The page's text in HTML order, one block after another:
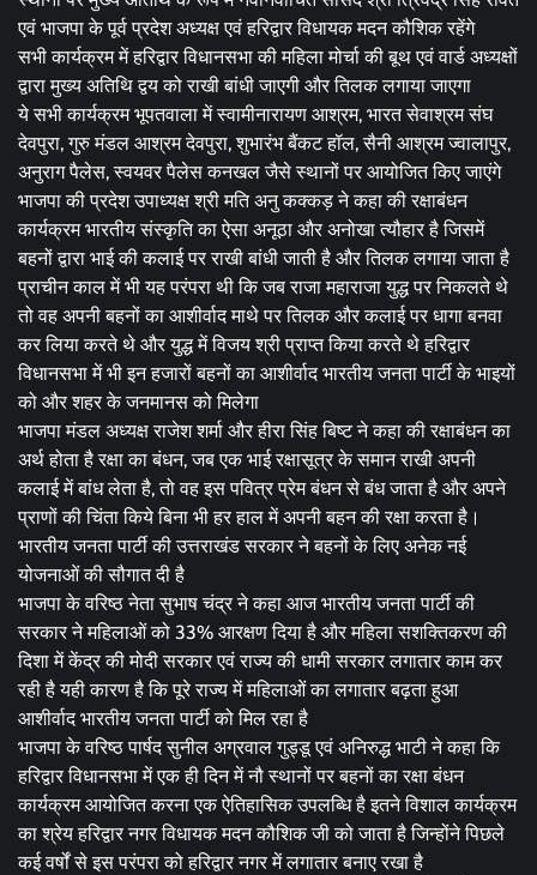
एवं भाजपा के पूर्व प्रदेश अध्यक्ष एवं हरिद्वार विधायक मदन कौशिक रहेंगे
सभी कार्यक्रम में हरिद्वार विधानसभा की महिला मोर्चा की बूथ एवं वार्ड अध्यक्षों
द्वारा मुख्य अतिथि द्वय को राखी बांधी जाएगी और तिलक लगाया जाएगा
ये सभी कार्यक्रम भूपतवाला में स्वामीनारायण आश्रम, भारत सेवाश्रम संघ
देवपुरा, गुरु मंडल आश्रम देवपुरा, शुभारंभ बैंकट हॉल, सैनी आश्रम ज्वालापुर,
अनुराग पैलेस, स्वयवर पैलेस कनखल जैसे स्थानों पर आयोजित किए जाएंगे
भाजपा की प्रदेश उपाध्यक्ष श्री मति अनु कक्कड़ ने कहा की रक्षाबंधन
कार्यक्रम भारतीय संस्कृति का ऐसा अनूठा और अनोखा त्यौहार है जिसमें
बहनों द्वारा भाई की कलाई पर राखी बांधी जाती है और तिलक लगाया जाता है
प्राचीन काल में भी यह परंपरा थी कि जब राजा महाराजा युद्ध पर निकलते थे
तो वह अपनी बहनों का आशीर्वाद माथे पर तिलक और कलाई पर धागा बनवा
कर लिया करते थे और युद्ध में विजय श्री प्राप्त किया करते थे हरिद्वार
विधानसभा में भी इन हजारों बहनों का आशीर्वाद भारतीय जनता पार्टी के भाइयों
को और शहर के जनमानस को मिलेगा
भाजपा मंडल अध्यक्ष राजेश शर्मा और हीरा सिंह बिष्ट ने कहा की रक्षाबंधन का
अर्थ होता है रक्षा का बंधन, जब एक भाई रक्षासूत्र के समान राखी अपनी
कलाई में बांध लेता है, तो वह इस पवित्र प्रेम बंधन से बंध जाता है और अपने
प्राणों की चिंता किये बिना भी हर हाल में अपनी बहन की रक्षा करता है।
भारतीय जनता पार्टी की उत्तराखंड सरकार ने बहनों के लिए अनेक नई
योजनाओं की सौगात दी है
भाजपा के वरिष्ठ नेता सुभाष चंद्र ने कहा आज भारतीय जनता पार्टी की
सरकार ने महिलाओं को 33% आरक्षण दिया है और महिला सशक्तिकरण की
दिशा में केंद्र की मोदी सरकार एवं राज्य की धामी सरकार लगातार काम कर
रही है यही कारण है कि पूरे राज्य में महिलाओं का लगातार बढ़ता हुआ
आशीर्वाद भारतीय जनता पार्टी को मिल रहा है
भाजपा के वरिष्ठ पार्षद सुनील अग्रवाल गुड्डू एवं अनिरुद्ध भाटी ने कहा कि
हरिद्वार विधानसभा में एक ही दिन में नौ स्थानों पर बहनों का रक्षा बंधन
कार्यक्रम आयोजित करना एक ऐतिहासिक उपलब्धि है इतने विशाल कार्यक्रम
का श्रेय हरिद्वार नगर विधायक मदन कौशिक जी को जाता है जिन्होंने पिछले
कई वर्षों से इस परंपरा को हरिद्वार नगर में लगातार बनाए रखा है